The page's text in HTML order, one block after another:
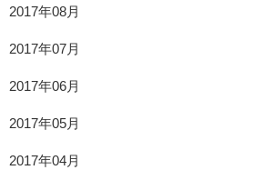
2017年08月
2017年07月
2017年06月
2017年05月
2017年04月